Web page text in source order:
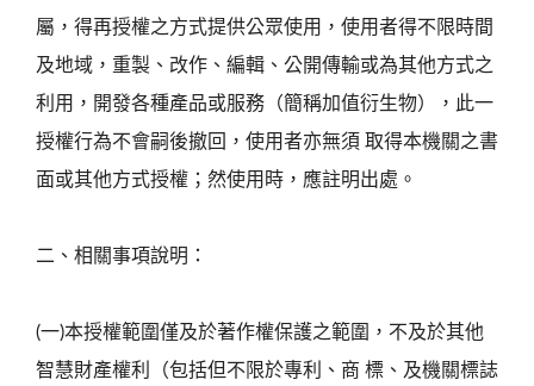
屬，得再授權之方式提供公眾使用，使用者得不限時間
及地域，重製、改作、編輯、公開傳輸或為其他方式之
利用，開發各種產品或服務（簡稱加值衍生物），此一
授權行為不會嗣後撤回，使用者亦無須 取得本機關之書
面或其他方式授權；然使用時，應註明出處。
二、相關事項說明：
(一)本授權範圍僅及於著作權保護之範圍，不及於其他
智慧財產權利（包括但不限於專利、商 標、及機關標誌